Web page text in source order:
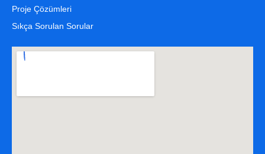
Proje Çözümleri
Sıkça Sorulan Sorular